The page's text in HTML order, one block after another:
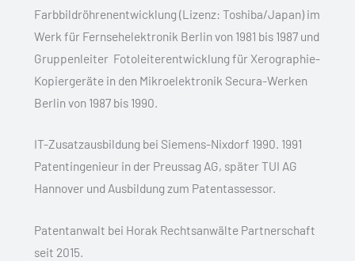
Farbbildröhrenentwicklung (Lizenz: Toshiba/Japan) im
Werk für Fernsehelektronik Berlin von 1981 bis 1987 und
Gruppenleiter Fotoleiterentwicklung für Xerographie-
Kopiergeräte in den Mikroelektronik Secura-Werken
Berlin von 1987 bis 1990.
IT-Zusatzausbildung bei Siemens-Nixdorf 1990. 1991
Patentingenieur in der Preussag AG, später TUI AG
Hannover und Ausbildung zum Patentassessor.
Patentanwalt bei Horak Rechtsanwälte Partnerschaft
seit 2015.